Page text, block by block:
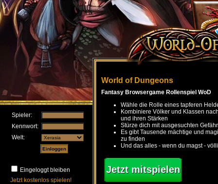
Spieler:
Kennwort:
Welt:
Eingeloggt bleiben
Jetzt kostenlos spielen!
World of Dungeons
Fantasy Browsergame Rollenspiel WoD
Wähle die Rolle eines tapferen
Kombiniere Völker und Klassen
und ihren Stärken
Stürze dich mit ausgesuchten
Es gibt Tausende mächtige und
zu finden
Und das alles - wenn du magst -
Jetzt mitspielen